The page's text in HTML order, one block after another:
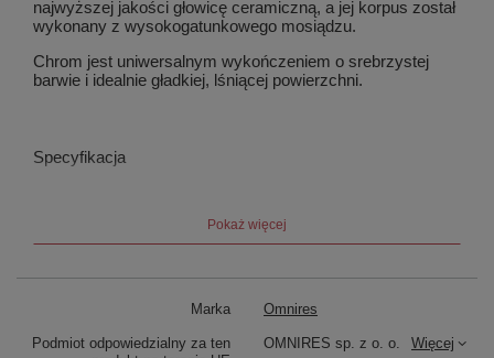
najwyższej jakości głowicę ceramiczną, a jej korpus został
wykonany z wysokogatunkowego mosiądzu.
Chrom jest uniwersalnym wykończeniem o srebrzystej
barwie i idealnie gładkiej, lśniącej powierzchni.
Specyfikacja
Pokaż więcej
Marka Omnires
Podmiot odpowiedzialny za ten
OMNIRES sp. z o. o. Więcej